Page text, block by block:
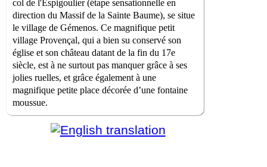
col de l'Espigoulier (étape sensationnelle en
direction du Massif de la Sainte Baume), se situe
le village de Gémenos. Ce magnifique petit
village Provençal, qui a bien su conservé son
église et son château datant de la fin du 17e
siècle, est à ne surtout pas manquer grâce à ses
jolies ruelles, et grâce également à une
magnifique petite place décorée d’une fontaine
moussue.